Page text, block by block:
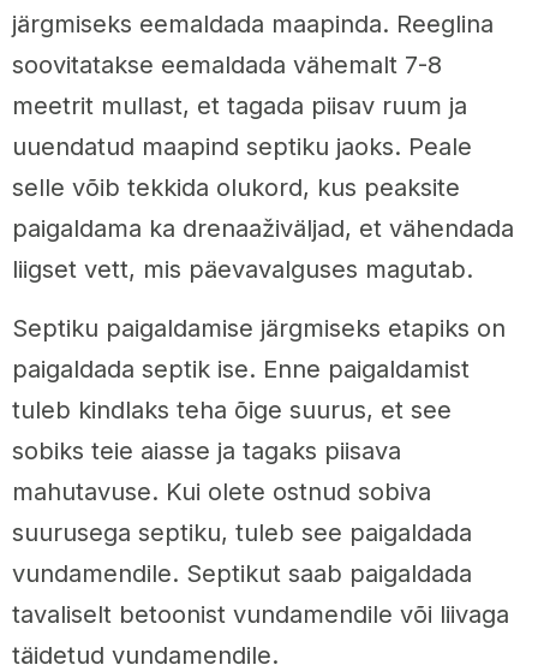
järgmiseks eemaldada maapinda. Reeglina
soovitatakse eemaldada vähemalt 7-8
meetrit mullast, et tagada piisav ruum ja
uuendatud maapind septiku jaoks. Peale
selle võib tekkida olukord, kus peaksite
paigaldama ka drenaaživäljad, et vähendada
liigset vett, mis päevavalguses magutab.
Septiku paigaldamise järgmiseks etapiks on
paigaldada septik ise. Enne paigaldamist
tuleb kindlaks teha õige suurus, et see
sobiks teie aiasse ja tagaks piisava
mahutavuse. Kui olete ostnud sobiva
suurusega septiku, tuleb see paigaldada
vundamendile. Septikut saab paigaldada
tavaliselt betoonist vundamendile või liivaga
täidetud vundamendile.